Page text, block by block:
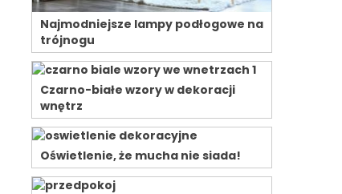
Najmodniejsze lampy podłogowe na
trójnogu
Czarno-białe wzory w dekoracji
wnętrz
Oświetlenie, że mucha nie siada!